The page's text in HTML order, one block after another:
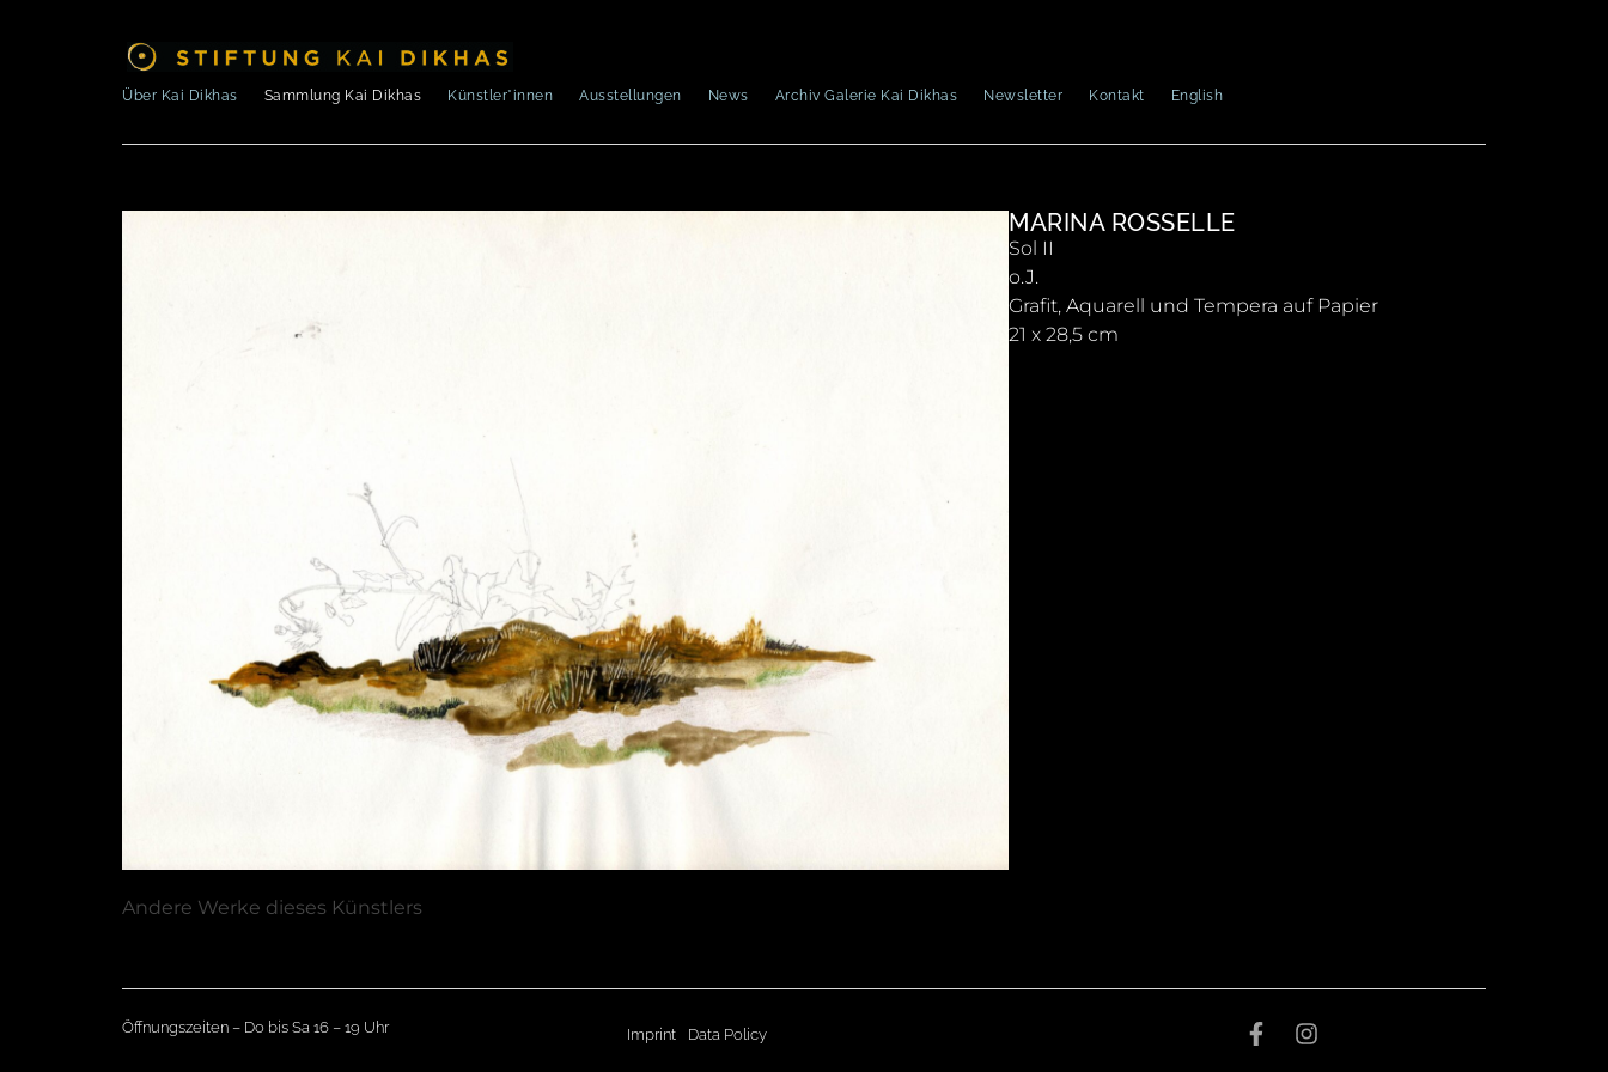
Über Kai Dikhas Sammlung Kai Dikhas Künstler*innen Ausstellungen News Archiv Galerie Kai Dikhas Newsletter Kontakt English
MARINA ROSSELLE
Sol II
o.J.
Grafit, Aquarell und Tempera auf Papier
21 x 28,5 cm
Andere Werke dieses Künstlers
Öffnungszeiten – Do bis Sa 16 – 19 Uhr Imprint Data Policy